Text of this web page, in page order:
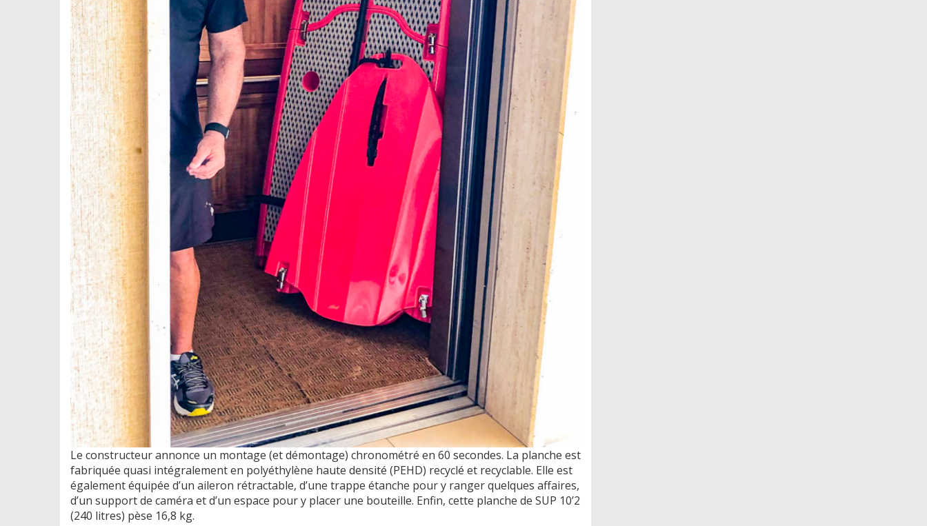
Le constructeur annonce un montage (et démontage) chronométré en 60 secondes. La planche est
fabriquée quasi intégralement en polyéthylène haute densité (PEHD) recyclé et recyclable. Elle est
également équipée d’un aileron rétractable, d’une trappe étanche pour y ranger quelques affaires,
d’un support de caméra et d’un espace pour y placer une bouteille. Enfin, cette planche de SUP 10’2
(240 litres) pèse 16,8 kg.